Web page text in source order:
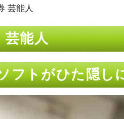
芸能人
芸能人
フトがひた隠し